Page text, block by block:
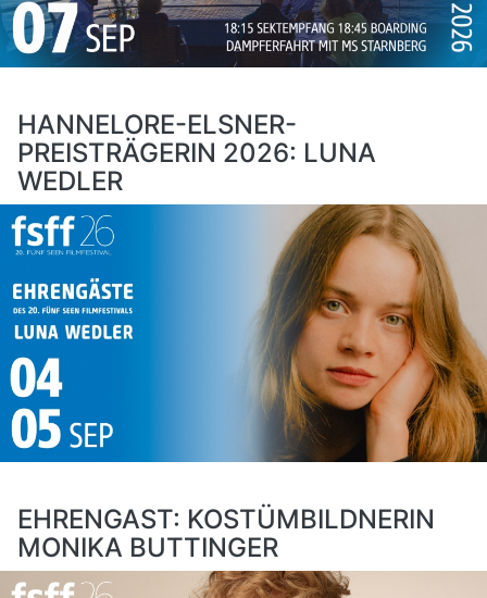
HANNELORE-ELSNER-
PREISTRÄGERIN 2026: LUNA
WEDLER
EHRENGAST: KOSTÜMBILDNERIN
MONIKA BUTTINGER